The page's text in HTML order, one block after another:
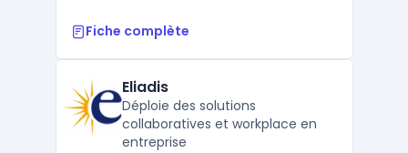
Fiche complète
Eliadis
Déploie des solutions
collaboratives et workplace en
entreprise